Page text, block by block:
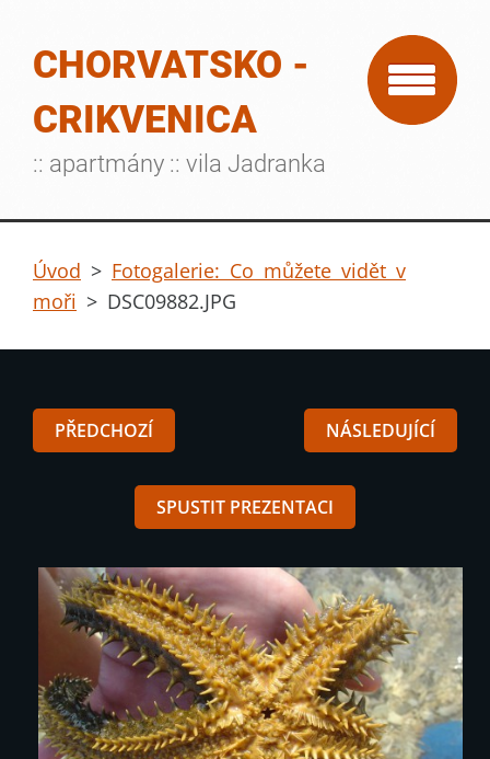
CHORVATSKO -
CRIKVENICA
:: apartmány :: vila Jadranka
Úvod > Fotogalerie: Co můžete vidět v
moři > DSC09882.JPG
PŘEDCHOZÍ NÁSLEDUJÍCÍ
SPUSTIT PREZENTACI